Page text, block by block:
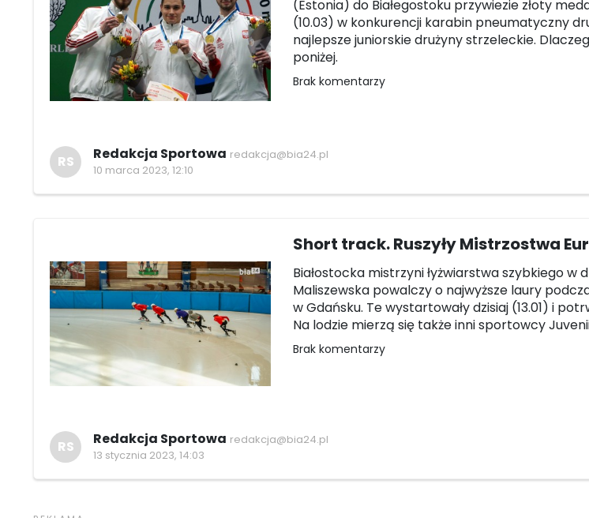
(Estonia) do Białegostoku przywiezie złoty
(10.03) w konkurencji karabin pneumatyczny
najlepsze juniorskie drużyny strzeleckie.
poniżej.
Brak komentarzy
RS Redakcja Sportowa redakcja@bia24.pl
10 marca 2023, 12:10
Short track. Ruszyły Mistrzostwa
Białostocka mistrzyni łyżwiarstwa szybkiego w
Maliszewska powalczy o najwyższe laury
w Gdańsku. Te wystartowały dzisiaj (13.01) i
Na lodzie mierzą się także inni sportowcy
Brak komentarzy
RS Redakcja Sportowa redakcja@bia24.pl
13 stycznia 2023, 14:03